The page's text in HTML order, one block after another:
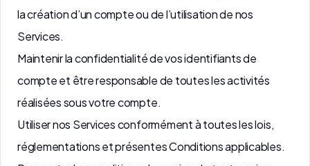
la création d’un compte ou de l’utilisation de nos
Services.
Maintenir la confidentialité de vos identifiants de
compte et être responsable de toutes les activités
réalisées sous votre compte.
Utiliser nos Services conformément à toutes les lois,
réglementations et présentes Conditions applicables.